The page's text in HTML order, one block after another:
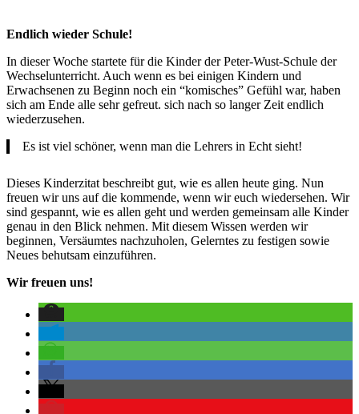
Endlich wieder Schule!
In dieser Woche startete für die Kinder der Peter-Wust-Schule der
Wechselunterricht. Auch wenn es bei einigen Kindern und
Erwachsenen zu Beginn noch ein “komisches” Gefühl war, haben
sich am Ende alle sehr gefreut. sich nach so langer Zeit endlich
wiederzusehen.
Es ist viel schöner, wenn man die Lehrers in Echt sieht!
Dieses Kinderzitat beschreibt gut, wie es allen heute ging. Nun
freuen wir uns auf die kommende, wenn wir euch wiedersehen. Wir
sind gespannt, wie es allen geht und werden gemeinsam alle Kinder
genau in den Blick nehmen. Mit diesem Wissen werden wir
beginnen, Versäumtes nachzuholen, Gelerntes zu festigen sowie
Neues behutsam einzuführen.
Wir freuen uns!